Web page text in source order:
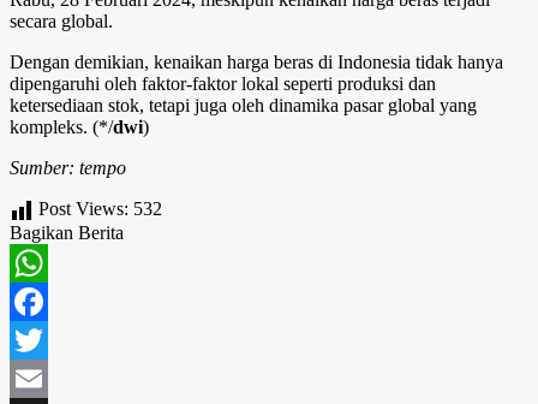
secara global.
Dengan demikian, kenaikan harga beras di Indonesia tidak hanya
dipengaruhi oleh faktor-faktor lokal seperti produksi dan
ketersediaan stok, tetapi juga oleh dinamika pasar global yang
kompleks. (*/dwi)
Sumber: tempo
Post Views: 532
Bagikan Berita
WhatsApp
Facebook
Twitter